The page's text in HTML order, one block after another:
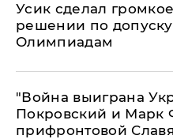
Усик сделал
решении по
Олимпиадам
"Война выиграна
Покровский и Марк
прифронтовой